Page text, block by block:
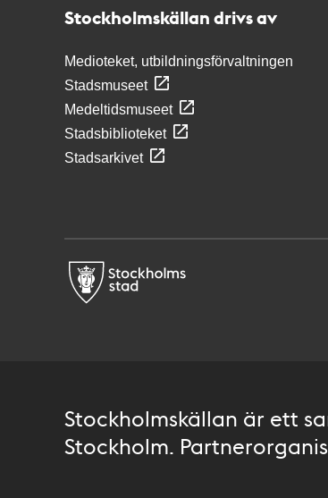
Stockholmskällan drivs av
Medioteket, utbildningsförvaltningen
Stadsmuseet
Medeltidsmuseet
Stadsbiblioteket
Stadsarkivet
Stockholmskällan är ett
Stockholm.